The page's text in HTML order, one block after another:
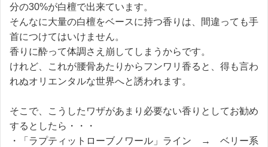
分の30%が白檀で出来ています。
そんなに大量の白檀をベースに持つ香りは、間違っても手
首につけてはいけません。
香りに酔って体調さえ崩してしまうからです。
けれど、これが腰骨あたりからフンワリ香ると、得も言わ
れぬオリエンタルな世界へと誘われます。
そこで、こうしたワザがあまり必要ない香りとしてお勧め
するとしたら・・・
・「ラプティットローブノワール」ライン → ベリー系